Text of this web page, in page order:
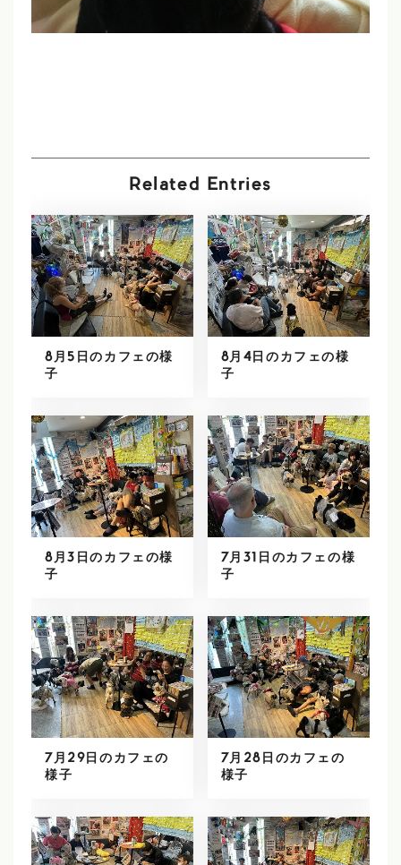
Related Entries
8月5日のカフェの様
子
8月4日のカフェの様
子
8月3日のカフェの様
子
7月31日のカフェの様
子
7月29日のカフェの
様子
7月28日のカフェの
様子